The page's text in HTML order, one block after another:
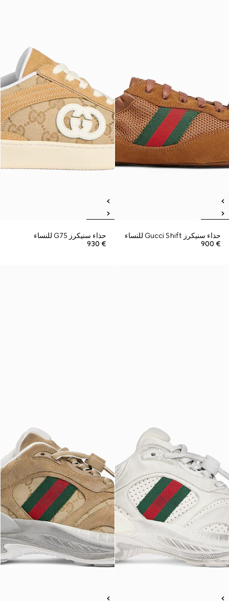
حذاء سنيكرز Gucci Shift للنساء
€ 900
حذاء سنيكرز G75 للنساء
€ 930